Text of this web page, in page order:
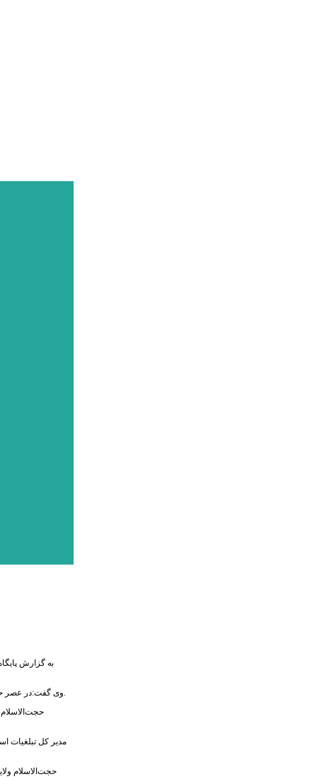
به گزارش
وی گفت:در عصر حاضر،رسانه ها و وسایل ارتباط جمعی مدرن، می تواند بستری مناسب در راستای توسعه،ترویج و اشاعه مفاهیم ارزشی و جذب اقشار مختلف جامعه به دین اسلام و آموزه های قرآنی باشد.
مدیر کل تبلغیات
حجت‌الاسلام